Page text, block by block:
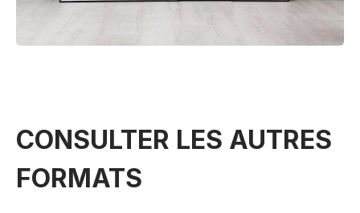
CONSULTER LES AUTRES
FORMATS